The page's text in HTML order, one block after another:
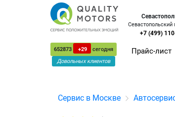
652873 +29
сегодня
Довольных клиентов
Севастопольский
+7 (499)
Прайс-лист
Сервис в Москве